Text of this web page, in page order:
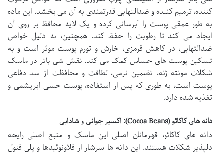
کننده، ترمیم کننده و ضدالتهابی قدرتمندی به آن می بخشد. این ماده
به طور عمقی پوست را آبرسانی کرده و یک لایه محافظ بر روی آن
ایجاد می کند تا رطوبت را حفظ کند. همچنین، به دلیل خواص
ضدالتهابی، در کاهش قرمزی، خارش و تورم پوست موثر است و به
تسکین پوست های حساس کمک می کند. نقش شی باتر در ماسک
شکلات مونته ژنه، تضمین نرمی، لطافت و محافظت از سد دفاعی
پوست است، به طوری که پس از استفاده، پوست حسی ابریشمی و
تغذیه شده دارد.
دانه های کاکائو (Cocoa Beans): اکسیر جوانی و شادابی
دانه های کاکائو، قهرمانان اصلی این ماسک و منبع اصلی رایحه
دلپذیر شکلات هستند. این دانه ها سرشار از فلاونوئیدها و پلی فنول